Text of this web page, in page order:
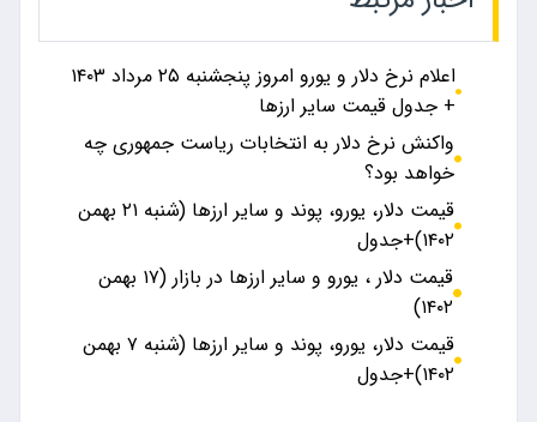
اعلام نرخ دلار و یورو امروز پنجشنبه ۲۵ مرداد ۱۴۰۳
+ جدول قیمت سایر ارزها
واکنش نرخ دلار به انتخابات ریاست جمهوری چه
خواهد بود؟
قیمت دلار، یورو، پوند و سایر ارز‌ها (شنبه ۲۱ بهمن
۱۴۰۲)+جدول
قیمت دلار ، یورو و سایر ارزها در بازار (۱۷ بهمن
۱۴۰۲)
قیمت دلار، یورو، پوند و سایر ارز‌ها (شنبه ۷ بهمن
۱۴۰۲)+جدول